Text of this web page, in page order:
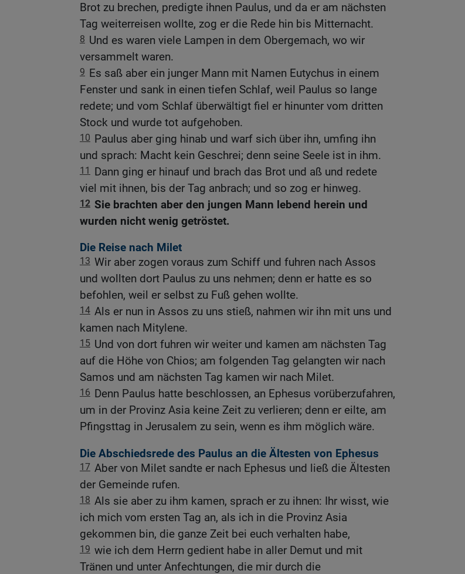
Brot zu brechen, predigte ihnen Paulus, und da er am nächsten
Tag weiterreisen wollte, zog er die Rede hin bis Mitternacht.
8 Und es waren viele Lampen in dem Obergemach, wo wir
versammelt waren.
9 Es saß aber ein junger Mann mit Namen Eutychus in einem
Fenster und sank in einen tiefen Schlaf, weil Paulus so lange
redete; und vom Schlaf überwältigt fiel er hinunter vom dritten
Stock und wurde tot aufgehoben.
10 Paulus aber ging hinab und warf sich über ihn, umfing ihn
und sprach: Macht kein Geschrei; denn seine Seele ist in ihm.
11
Dann ging er hinauf und brach das Brot und aß und redete
viel mit ihnen, bis der Tag anbrach; und so zog er hinweg.
12 Sie brachten aber den jungen Mann lebend herein und
wurden nicht wenig getröstet.
Die Reise nach Milet
13 Wir aber zogen voraus zum Schiff und fuhren nach Assos
und wollten dort Paulus zu uns nehmen; denn er hatte es so
befohlen, weil er selbst zu Fuß gehen wollte.
14 Als er nun in Assos zu uns stieß, nahmen wir ihn mit uns und
kamen nach Mitylene.
15 Und von dort fuhren wir weiter und kamen am nächsten Tag
auf die Höhe von Chios; am folgenden Tag gelangten wir nach
Samos und am nächsten Tag kamen wir nach Milet.
16 Denn Paulus hatte beschlossen, an Ephesus vorüberzufahren,
um in der Provinz Asia keine Zeit zu verlieren; denn er eilte, am
Pfingsttag in Jerusalem zu sein, wenn es ihm möglich wäre.
Die Abschiedsrede des Paulus an die Ältesten von Ephesus
17 Aber von Milet sandte er nach Ephesus und ließ die Ältesten
der Gemeinde rufen.
18 Als sie aber zu ihm kamen, sprach er zu ihnen: Ihr wisst, wie
ich mich vom ersten Tag an, als ich in die Provinz Asia
gekommen bin, die ganze Zeit bei euch verhalten habe,
19 wie ich dem Herrn gedient habe in aller Demut und mit
Tränen und unter Anfechtungen, die mir durch die